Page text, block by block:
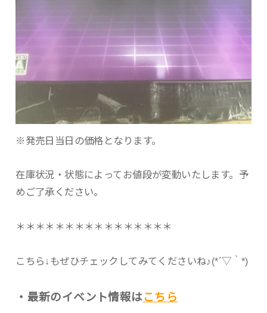
※発売日当日の価格となります。
在庫状況・状態によってお値段が変動いたします。予
めご了承ください。
＊＊＊＊＊＊＊＊＊＊＊＊＊＊＊＊
こちら↓もぜひチェックしてみてくださいね♪(*´▽｀*)
・最新のイベント情報はこちら